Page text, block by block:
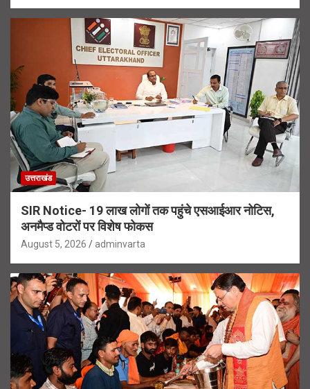
उत्तराखंड
SIR Notice- 19 लाख लोगों तक पहुंचे एसआईआर नोटिस,
अनमैप्ड वोटरों पर विशेष फोकस
August 5, 2026 adminvarta